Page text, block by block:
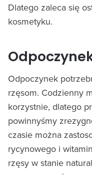
Dlatego zaleca się
kosmetyku.
Odpoczynek
rzęsom. Codzienny
korzystnie, dlatego
powinnyśmy
czasie można
rycynowego i
rzęsy w stanie